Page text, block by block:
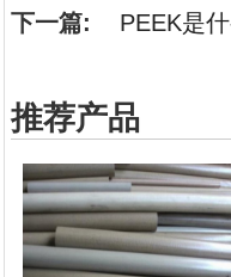
下一篇: PEEK是
推荐产品